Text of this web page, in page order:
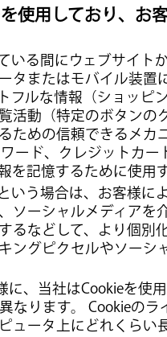
使用しており、お
いる間にウェブサイト
タまたはモバイル装置
フルな情報（ショッピ
活動（特定のボタンの
ための信頼できるメカ
ード、クレジットカ
記憶するために使用
いう場合は、お客様に
ソーシャルメディアを
るなどして、より個別
ングピクセルやソーシ
、当社はCookieを使
なります。 Cookieの
ータ上にどれくらい